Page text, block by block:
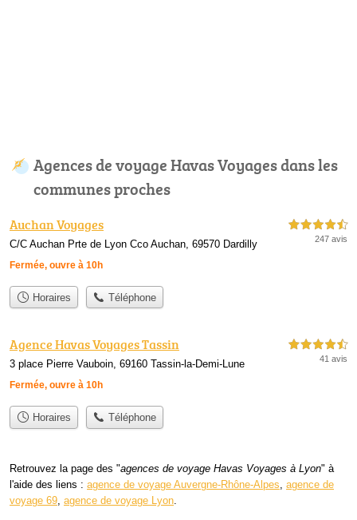
Agences de voyage Havas Voyages dans les
communes proches
Auchan Voyages
C/C Auchan Prte de Lyon Cco Auchan, 69570 Dardilly
Fermée, ouvre à 10h
4,5 étoiles sur 5
247 avis
Horaires Téléphone
Agence Havas Voyages Tassin
3 place Pierre Vauboin, 69160 Tassin-la-Demi-Lune
Fermée, ouvre à 10h
4,5 étoiles sur 5
41 avis
Horaires Téléphone
Retrouvez la page des "agences de voyage Havas Voyages à Lyon" à
l'aide des liens : agence de voyage Auvergne-Rhône-Alpes agence de
voyage 69 agence de voyage Lyon